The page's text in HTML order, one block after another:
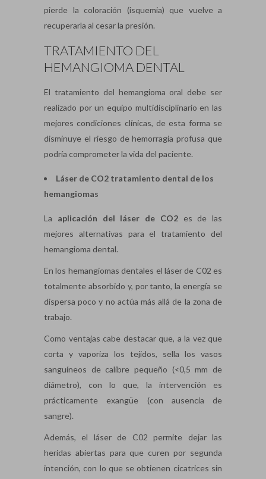
pierde la coloración (isquemia) que vuelve a
recuperarla al cesar la presión.
TRATAMIENTO DEL
HEMANGIOMA DENTAL
El tratamiento del hemangioma oral debe ser
realizado por un equipo multidisciplinario en las
mejores condiciones clínicas, de esta forma se
disminuye el riesgo de hemorragia profusa que
podría comprometer la vida del paciente.
Láser de CO2 tratamiento dental de los
hemangiomas
La aplicación del láser de CO2es de las
mejores alternativas para el tratamiento del
hemangioma dental.
En los hemangiomas dentales el láser de C02 es
totalmente absorbido y, por tanto, la energía se
dispersa poco y no actúa más allá de la zona de
trabajo.
Como ventajas cabe destacar que, a la vez que
corta y vaporiza los tejidos, sella los vasos
sanguíneos de calibre pequeño (<0,5 mm de
diámetro), con lo que, la intervención es
prácticamente exangüe (con ausencia de
sangre).
Además, el láser de C02 permite dejar las
heridas abiertas para que curen por segunda
intención, con lo que se obtienen cicatrices sin